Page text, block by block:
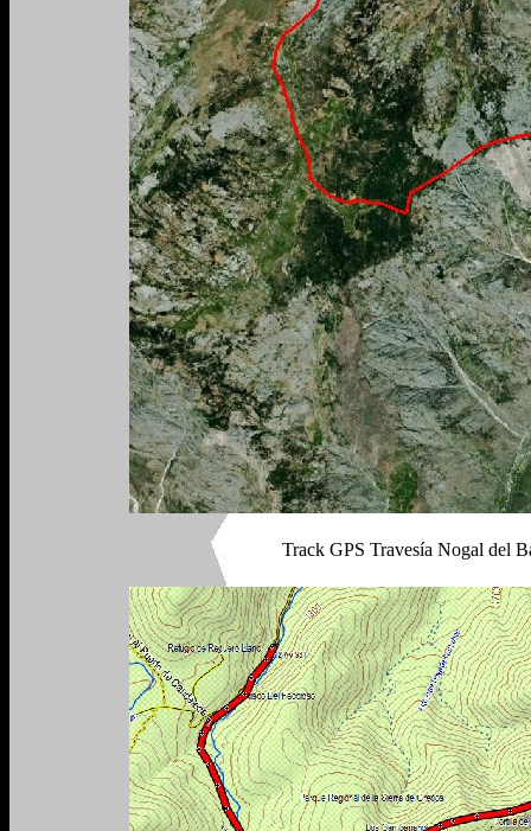
Track GPS Travesía Nogal del